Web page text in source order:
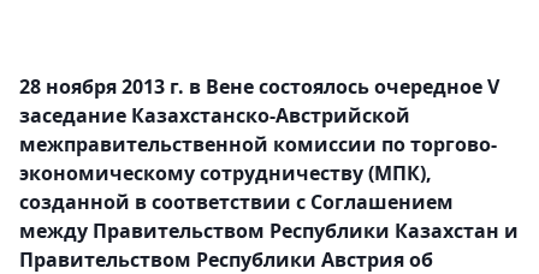
28 ноября 2013 г. в Вене состоялось очередное V
заседание Казахстанско-Австрийской
межправительственной комиссии по торгово-
экономическому сотрудничеству (МПК),
созданной в соответствии с Соглашением
между Правительством Республики Казахстан и
Правительством Республики Австрия об